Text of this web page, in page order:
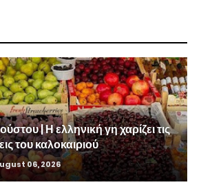
| Η ελληνική γη χαρίζει τις
του καλοκαιριού
06, 2026